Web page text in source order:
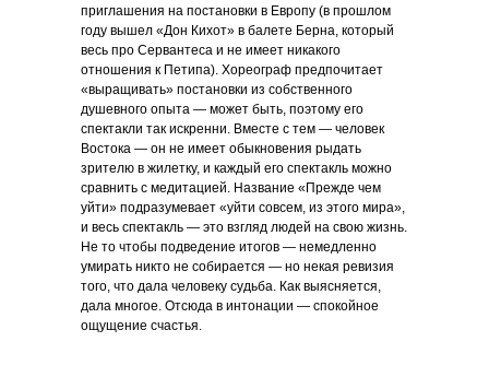
приглашения на постановки в Европу (в прошлом
году вышел «Дон Кихот» в балете Берна, который
весь про Сервантеса и не имеет никакого
отношения к Петипа). Хореограф предпочитает
«выращивать» постановки из собственного
душевного опыта — может быть, поэтому его
спектакли так искренни. Вместе с тем — человек
Востока — он не имеет обыкновения рыдать
зрителю в жилетку, и каждый его спектакль можно
сравнить с медитацией. Название «Прежде чем
уйти» подразумевает «уйти совсем, из этого мира»,
и весь спектакль — это взгляд людей на свою жизнь.
Не то чтобы подведение итогов — немедленно
умирать никто не собирается — но некая ревизия
того, что дала человеку судьба. Как выясняется,
дала многое. Отсюда в интонации — спокойное
ощущение счастья.